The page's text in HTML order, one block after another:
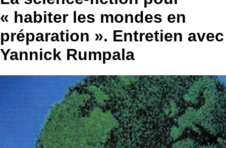
« habiter les mondes en
préparation ». Entretien avec
Yannick Rumpala